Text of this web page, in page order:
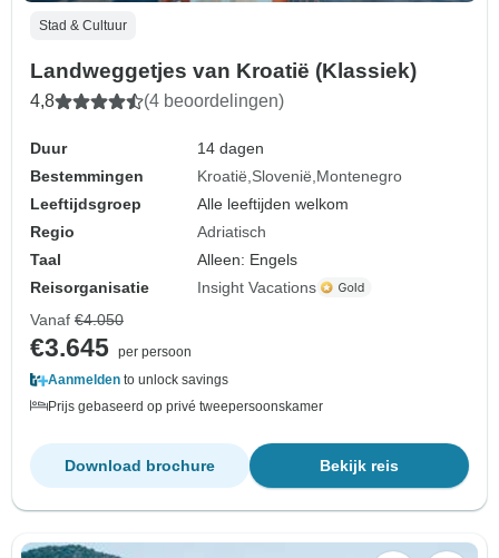
Stad & Cultuur
Landweggetjes van Kroatië (Klassiek)
4,8 (4 beoordelingen)
Duur
14 dagen
Bestemmingen
Kroatië Slovenië Montenegro
Leeftijdsgroep
Alle leeftijden welkom
Regio
Adriatisch
Taal
Alleen: Engels
Reisorganisatie
Insight Vacations
Vanaf €4.050
€3.645 per persoon
Aanmelden to unlock savings
Prijs gebaseerd op privé tweepersoonskamer
Bekijk reis
Download brochure